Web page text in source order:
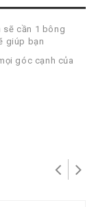
sẽ cần 1 bông
giúp bạn
góc cạnh của